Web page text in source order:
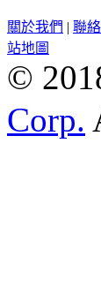
關於我們 | 聯
站地圖
©
Corp.